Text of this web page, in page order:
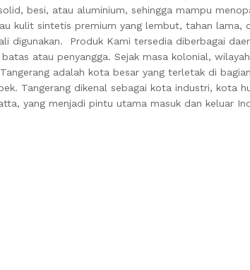
besi, atau aluminium, sehingga mampu
kulit sintetis premium yang lembut, tahan lama,
digunakan. Produk Kami tersedia diberbagai
atau penyangga. Sejak masa kolonial,
adalah kota besar yang terletak di
Tangerang dikenal sebagai kota industri, kota
yang menjadi pintu utama masuk dan keluar